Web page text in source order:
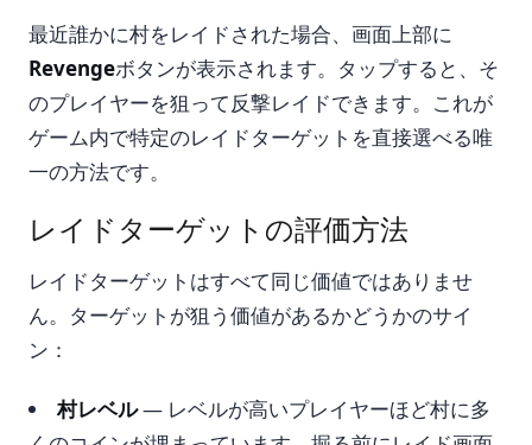
最近誰かに村をレイドされた場合、画面上部に
Revengeボタンが表示されます。タップすると、そ
のプレイヤーを狙って反撃レイドできます。これが
ゲーム内で特定のレイドターゲットを直接選べる唯
一の方法です。
レイドターゲットの評価方法
レイドターゲットはすべて同じ価値ではありませ
ん。ターゲットが狙う価値があるかどうかのサイ
ン：
村レベル— レベルが高いプレイヤーほど村に多